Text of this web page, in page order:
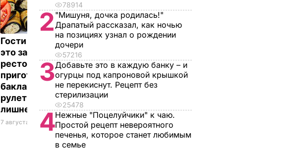
Гости думают, что
это закуска из
ресторана. Как
приготовить нежные
баклажанные
рулетики без
лишнего жира
7 августа, 20.17БУЛЬВАР
"Ничего навязывать
рассказал, какую
профессию выбрал
его сын
7 августа, 19.44
78914
2 "Мишуня, дочка родилась!"
Драпатый рассказал, как ночью
на позициях узнал о рождении
дочери
57216
3Добавьте это в каждую банку – и
огурцы под капроновой крышкой
не перекиснут. Рецепт без
стерилизации
25478
4Нежные "Поцелуйчики" к чаю.
Простой рецепт невероятного
печенья, которое станет любимым
в семье